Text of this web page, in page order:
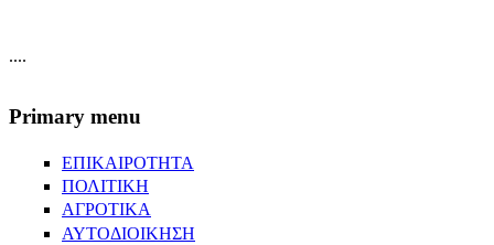
....
Primary menu
ΕΠΙΚΑΙΡΟΤΗΤΑ
ΠΟΛΙΤΙΚΗ
ΑΓΡΟΤΙΚΑ
ΑΥΤΟΔΙΟΙΚΗΣΗ